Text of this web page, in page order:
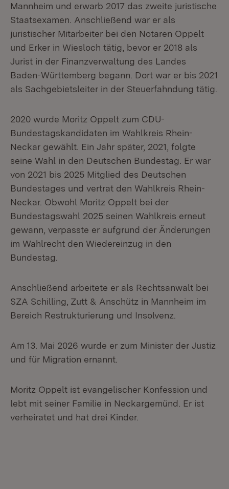
Mannheim und erwarb 2017 das zweite juristische
Staatsexamen. Anschließend war er als
juristischer Mitarbeiter bei den Notaren Oppelt
und Erker in Wiesloch tätig, bevor er 2018 als
Jurist in der Finanzverwaltung des Landes
Baden-Württemberg begann. Dort war er bis 2021
als Sachgebietsleiter in der Steuerfahndung tätig.
2020 wurde Moritz Oppelt zum CDU-
Bundestagskandidaten im Wahlkreis Rhein-
Neckar gewählt. Ein Jahr später, 2021, folgte
seine Wahl in den Deutschen Bundestag. Er war
von 2021 bis 2025 Mitglied des Deutschen
Bundestages und vertrat den Wahlkreis Rhein-
Neckar. Obwohl Moritz Oppelt bei der
Bundestagswahl 2025 seinen Wahlkreis erneut
gewann, verpasste er aufgrund der Änderungen
im Wahlrecht den Wiedereinzug in den
Bundestag.
Anschließend arbeitete er als Rechtsanwalt bei
SZA Schilling, Zutt & Anschütz in Mannheim im
Bereich Restrukturierung und Insolvenz.
Am 13. Mai 2026 wurde er zum Minister der Justiz
und für Migration ernannt.
Moritz Oppelt ist evangelischer Konfession und
lebt mit seiner Familie in Neckargemünd. Er ist
verheiratet und hat drei Kinder.